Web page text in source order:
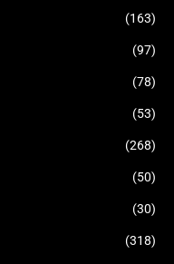
(163)
(97)
(78)
(53)
(268)
(50)
(30)
(318)